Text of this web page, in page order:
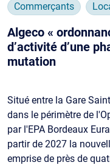
Commerçants
Algeco «
d’activité d’une
mutation
Situé entre la Gare
dans le périmètre de
par l'EPA Bordeaux
partir de 2027 la
emprise de près de